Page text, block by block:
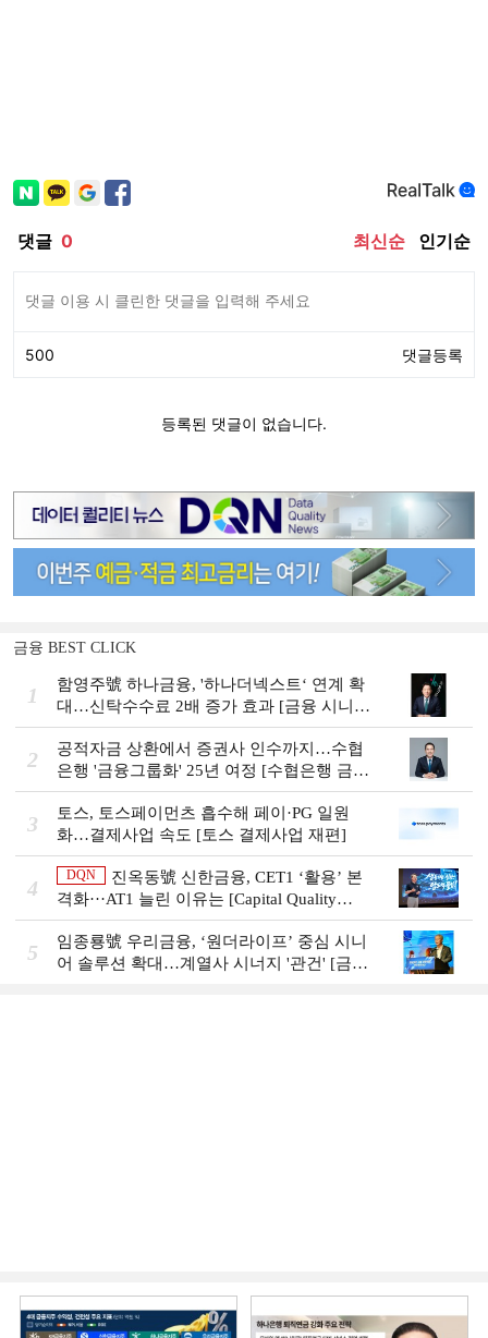
금융 BEST CLICK
1
함영주號 하나금융, '하나더넥스트‘ 연계 확
대…신탁수수료 2배 증가 효과 [금융 시니어
비즈니스 돋보기]
2
공적자금 상환에서 증권사 인수까지…수협
은행 '금융그룹화' 25년 여정 [수협은행 금융
그룹의 꿈①]
3
토스, 토스페이먼츠 흡수해 페이·PG 일원
화…결제사업 속도 [토스 결제사업 재편]
4
DQN
진옥동號 신한금융, CET1 ‘활용’ 본
격화···AT1 늘린 이유는 [Capital Quality
Review]
5
임종룡號 우리금융, ‘원더라이프’ 중심 시니
어 솔루션 확대…계열사 시너지 '관건' [금융